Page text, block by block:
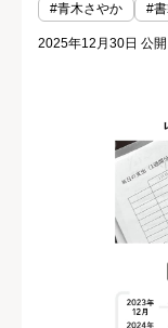
#青木さやか #
2025年12月30日 公開